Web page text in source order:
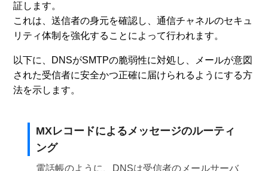
証します。
これは、送信者の身元を確認し、通信チャネルのセキュ
リティ体制を強化することによって行われます。
以下に、DNSがSMTPの脆弱性に対処し、メールが意図
された受信者に安全かつ正確に届けられるようにする方
法を示します。
MXレコードによるメッセージのルーティ
ング
電話帳のように、DNSは受信者のメールサーバ